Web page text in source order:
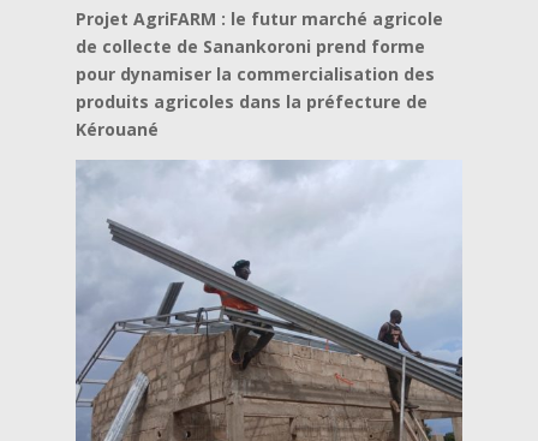
Projet AgriFARM : le futur marché agricole
de collecte de Sanankoroni prend forme
pour dynamiser la commercialisation des
produits agricoles dans la préfecture de
Kérouané